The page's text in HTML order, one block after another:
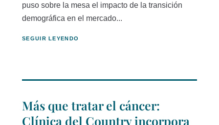
puso sobre la mesa el impacto de la transición
demográfica en el mercado...
SEGUIR LEYENDO
Más que tratar el cáncer:
Clínica del Country incorpora